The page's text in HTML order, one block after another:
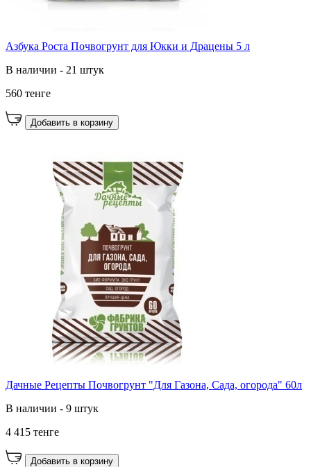
Азбука Роста Почвогрунт для Юкки и Драцены 5 л
В наличии - 21 штук
560 тенге
Добавить в корзину
Дачные Рецепты Почвогрунт "Для Газона, Сада, огорода" 60л
В наличии - 9 штук
4 415 тенге
Добавить в корзину